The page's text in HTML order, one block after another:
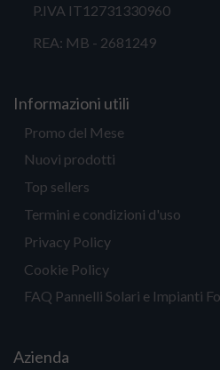
P.IVA IT12731330960
REA: MB - 2681249
Informazioni utili
Promo del Mese
Nuovi prodotti
Top sellers
Termini e condizioni d'uso
Privacy Policy
Cookie Policy
FAQ Pannelli Solari e Impianti
Azienda